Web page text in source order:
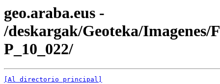
geo.araba.eus -
/deskargak/Geoteka/Imagenes/
P_10_022/
[Al directorio principal]